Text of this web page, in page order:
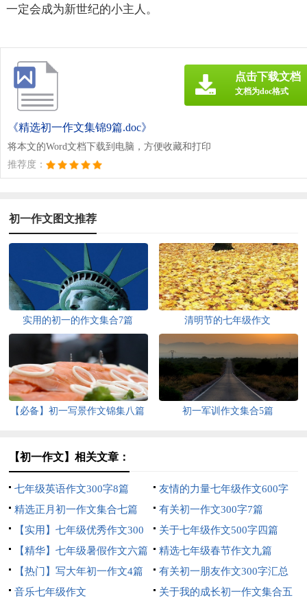
一定会成为新世纪的小主人。
《精选初一作文集锦9篇.doc》
将本文的Word文档下载到电脑，方便收藏和打印
推荐度：
点击下载文档
文档为doc格式
初一作文图文推荐
实用的初一的作文集合7篇 清明节的七年级作文
【必备】初一写景作文锦集八篇 初一军训作文集合5篇
【初一作文】相关文章：
七年级英语作文300字8篇
友情的力量七年级作文600字
精选正月初一作文集合七篇
有关初一作文300字7篇
【实用】七年级优秀作文300
字集锦6篇
关于七年级作文500字四篇
【精华】七年级暑假作文六篇
精选七年级春节作文九篇
【热门】写大年初一作文4篇
有关初一朋友作文300字汇总
六篇
音乐七年级作文
关于我的成长初一作文集合五